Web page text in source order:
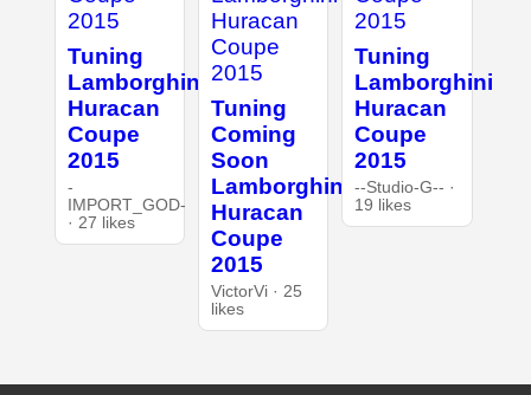
Tuning
Lamborghini
Huracan
Coupe
2015
-
IMPORT_GOD-
· 27 likes
Tuning
Coming
Soon
Lamborghini
Huracan
Coupe
2015
VictorVi · 25
likes
Tuning
Lamborghini
Huracan
Coupe
2015
--Studio-G-- ·
19 likes